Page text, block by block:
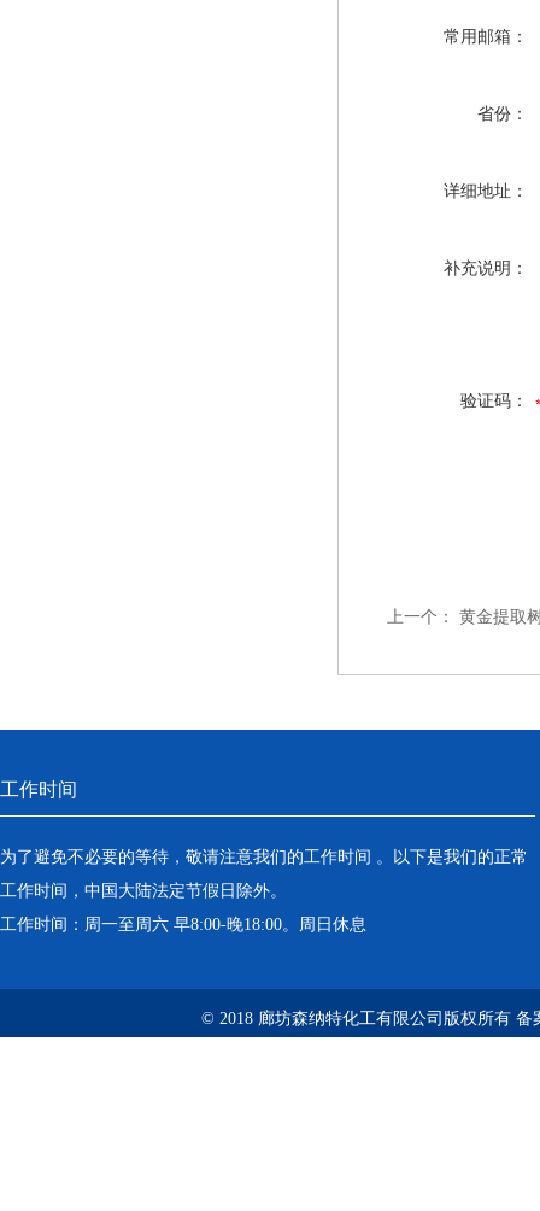
常用邮箱：
省份：
详细地址：
补充说明：
验证码：
上一个： 黄金提取
工作时间
为了避免不必要的等待，敬请注意我们的工作时间 。以下是我们的正常
工作时间，中国大陆法定节假日除外。
工作时间：周一至周六 早8:00-晚18:00。周日休息
© 2018 廊坊森纳特化工有限公司版权所有 备